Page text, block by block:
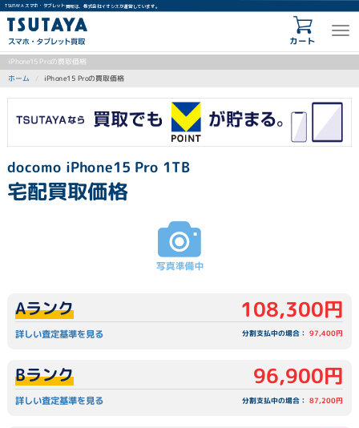
TSUTAYA スマホ・タブレット買取は、株式会社イオシスが運営しています。
カート
iPhone15 Proの買取価格
ホーム iPhone15 Proの買取価格
docomo iPhone15 Pro 1TB
宅配買取価格
詳しい査定基準を見る
Aランク 108,300円
分割支払中の場合：97,400円
詳しい査定基準を見る
Bランク 96,900円
分割支払中の場合：87,200円